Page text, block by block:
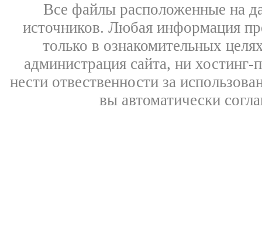
Все файлы расположенные на
источников. Любая информация
только в ознакомительных
администрация сайта, ни
нести отвественности за
вы автоматически